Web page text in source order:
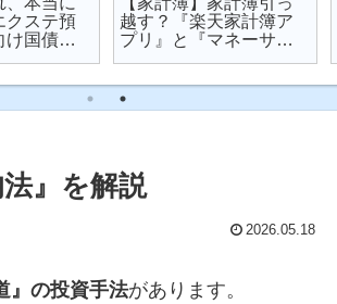
クステ預
け国債を
越す？『楽天家計簿ア
プリ』と『マネーサポ
』を解説
2026.05.18
』の投資手法があります。